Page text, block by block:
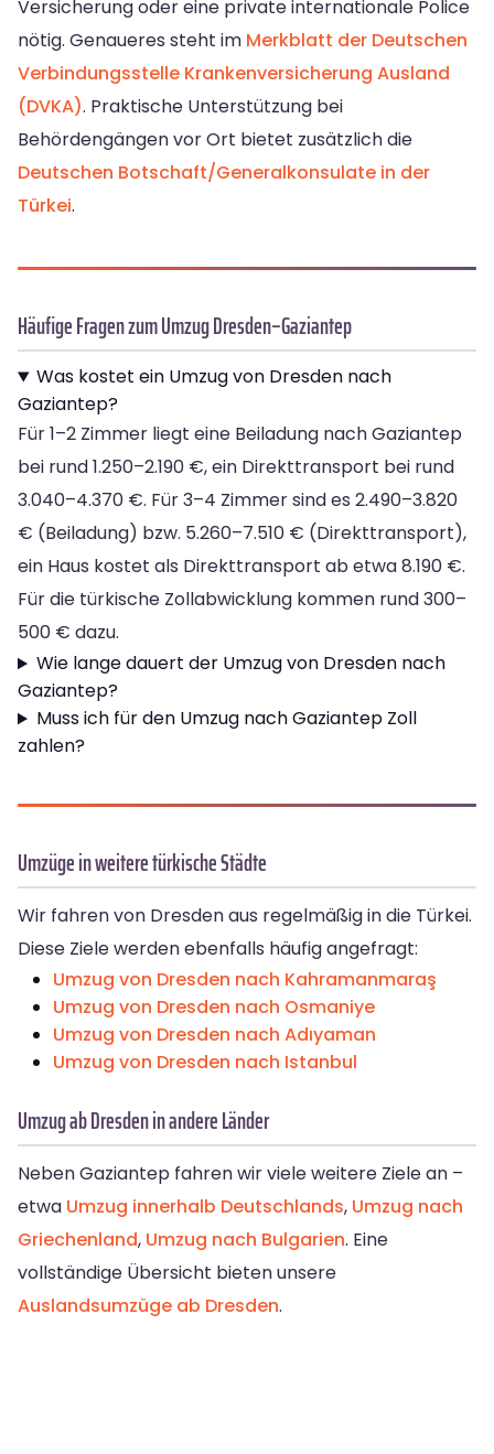
Versicherung oder eine private internationale Police
nötig. Genaueres steht im Merkblatt der Deutschen
Verbindungsstelle Krankenversicherung Ausland
(DVKA). Praktische Unterstützung bei
Behördengängen vor Ort bietet zusätzlich die
Deutschen Botschaft/Generalkonsulate in der
Türkei.
Häufige Fragen zum Umzug Dresden–Gaziantep
Was kostet ein Umzug von Dresden nach
Gaziantep?
Für 1–2 Zimmer liegt eine Beiladung nach Gaziantep
bei rund 1.250–2.190 €, ein Direkttransport bei rund
3.040–4.370 €. Für 3–4 Zimmer sind es 2.490–3.820
€ (Beiladung) bzw. 5.260–7.510 € (Direkttransport),
ein Haus kostet als Direkttransport ab etwa 8.190 €.
Für die türkische Zollabwicklung kommen rund 300–
500 € dazu.
Wie lange dauert der Umzug von Dresden nach
Gaziantep?
Muss ich für den Umzug nach Gaziantep Zoll
zahlen?
Umzüge in weitere türkische Städte
Wir fahren von Dresden aus regelmäßig in die Türkei.
Diese Ziele werden ebenfalls häufig angefragt:
Umzug von Dresden nach Kahramanmaraş
Umzug von Dresden nach Osmaniye
Umzug von Dresden nach Adıyaman
Umzug von Dresden nach Istanbul
Umzug ab Dresden in andere Länder
Neben Gaziantep fahren wir viele weitere Ziele an –
etwa Umzug innerhalb Deutschlands, Umzug nach
Griechenland, Umzug nach Bulgarien. Eine
vollständige Übersicht bieten unsere
Auslandsumzüge ab Dresden.